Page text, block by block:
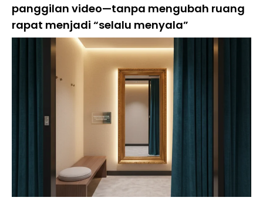
panggilan video—tanpa mengubah ruang
rapat menjadi “selalu menyala”